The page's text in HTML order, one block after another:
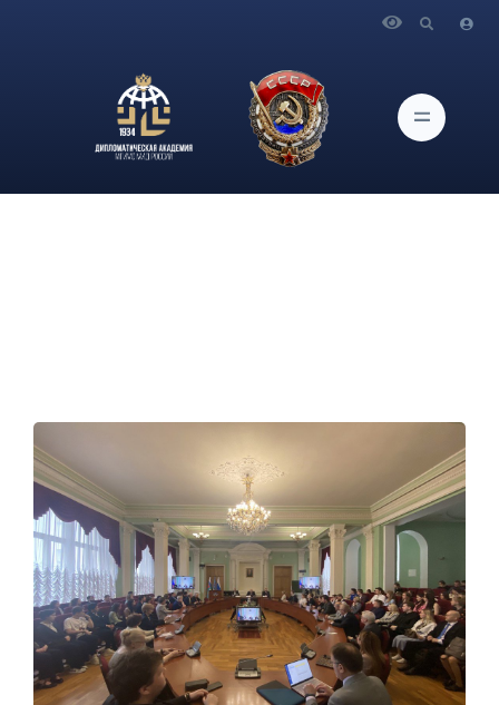
Совета Федерации по международным делам С.И.Кисляка